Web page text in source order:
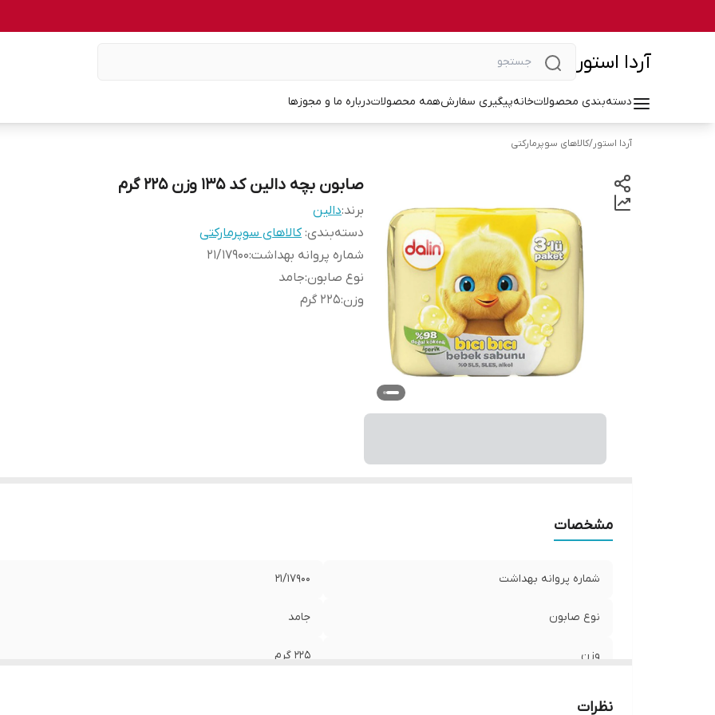
آردا استور
دسته‌بندی محصولاتخانهپیگیری سفارشهمه محصولاتدرباره ما و مجوزها
آردا استور/کالاهای سوپرمارکتی
صابون بچه دالین کد 135 وزن 225 گرم
برند:دالین
دسته‌بندی:کالاهای سوپرمارکتی
شماره پروانه بهداشت:۲۱/۱۷۹۰۰
نوع صابون:جامد
وزن:225 گرم
مشخصات
شماره پروانه بهداشت ۲۱/۱۷۹۰۰
نوع صابون جامد
وزن 225 گرم
نظرات